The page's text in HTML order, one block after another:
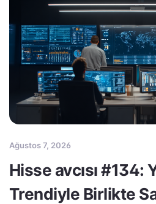
Ağustos 7, 2026
Hisse avcısı #134:
Trendiyle Birlikte